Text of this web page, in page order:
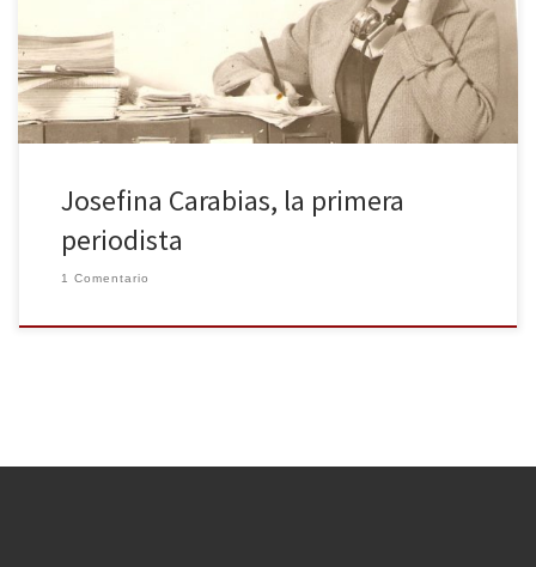
rotativos españoles. Es cierto que muchas otras colaboradoras o
escritoras le precedieron, pero Carabias fue una de las […]
Josefina Carabias, la primera
periodista
1 Comentario